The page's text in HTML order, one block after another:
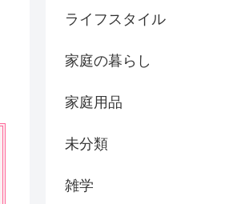
ライフスタイル
家庭の暮らし
家庭用品
未分類
雑学